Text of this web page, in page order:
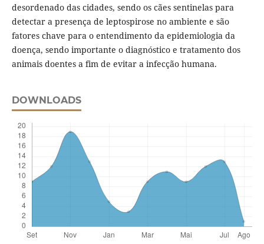
desordenado das cidades, sendo os cães sentinelas para
detectar a presença de leptospirose no ambiente e são
fatores chave para o entendimento da epidemiologia da
doença, sendo importante o diagnóstico e tratamento dos
animais doentes a fim de evitar a infecção humana.
DOWNLOADS